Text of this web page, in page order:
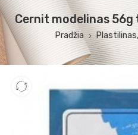
Cernit modelinas
Pradžia